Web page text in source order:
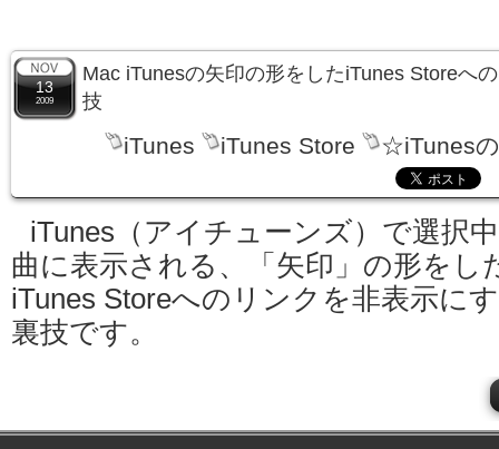
13
2009
Mac iTunesの矢印の形をしたiTunes Storeへ
技
iTunes iTunes Store ☆iTunes
iTunes（アイチューンズ）で選択
曲に表示される、「矢印」の形をし
iTunes Storeへのリンクを非表示に
裏技です。